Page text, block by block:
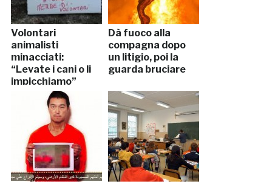
Volontari
animalisti
minacciati:
“Levate i cani o li
impicchiamo”
Dà fuoco alla
compagna dopo
un litigio, poi la
guarda bruciare